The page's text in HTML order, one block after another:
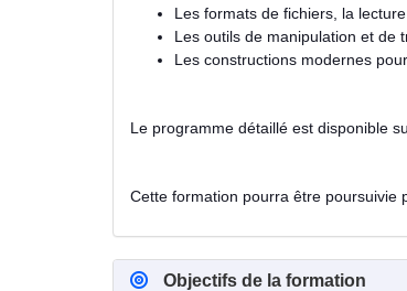
Les formats de fichiers, la
Les outils de manipulation et de
Les constructions modernes
Le programme détaillé est disponible
Cette formation pourra être poursuivie
Objectifs de la formation